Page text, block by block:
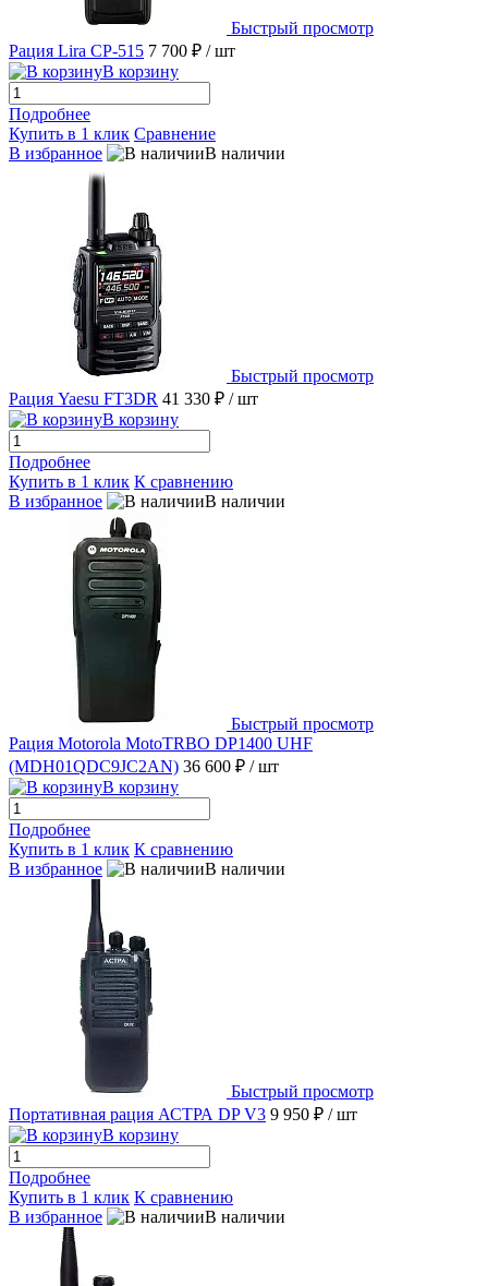
Быстрый просмотр
Рация Lira CP-515 7 700 ₽ / шт
В корзину
Подробнее
Купить в 1 клик Сравнение
В избранное
В наличии
Быстрый просмотр
Рация Yaesu FT3DR 41 330 ₽ / шт
В корзину
Подробнее
Купить в 1 клик К сравнению
В избранное
В наличии
Быстрый просмотр
Рация Motorola MotoTRBO DP1400 UHF
(MDH01QDC9JC2AN) 36 600 ₽ / шт
В корзину
Подробнее
Купить в 1 клик К сравнению
В избранное
В наличии
Быстрый просмотр
Портативная рация АСТРА DP V3 9 950 ₽ / шт
В корзину
Подробнее
Купить в 1 клик К сравнению
В избранное
В наличии